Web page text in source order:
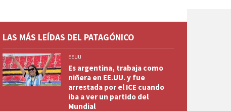
LAS MÁS LEÍDAS DEL PATAGÓNICO
EEUU
Es argentina, trabaja como
niñera en EE.UU. y fue
arrestada por el ICE cuando
iba a ver un partido del
Mundial